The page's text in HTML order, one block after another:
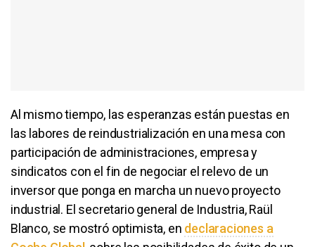
Al mismo tiempo, las esperanzas están puestas en
las labores de reindustrialización en una mesa con
participación de administraciones, empresa y
sindicatos con el fin de negociar el relevo de un
inversor que ponga en marcha un nuevo proyecto
industrial. El secretario general de Industria, Raül
Blanco, se mostró optimista, en declaraciones a